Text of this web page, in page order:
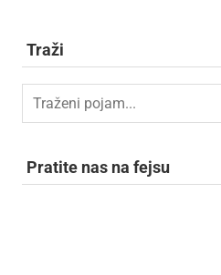
Traži
Pratite nas na fejsu